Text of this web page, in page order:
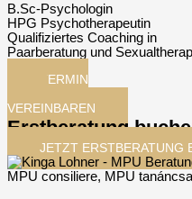
B.Sc-Psychologin
HPG Psychotherapeutin
Qualifiziertes Coaching in
Paarberatung und
TERMIN
VEREINBAREN
Erstberatung
JETZT ERSTBERATUNG